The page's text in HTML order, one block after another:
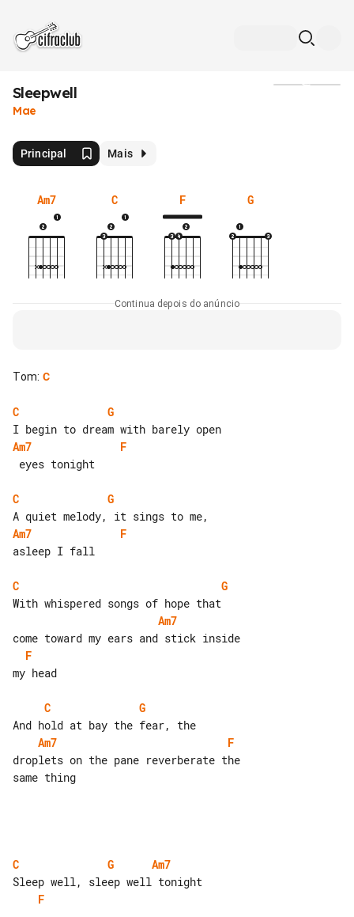
Sleepwell
Mae
Principal Mais
Am7 C F G
Continua depois do anúncio
Tom: C
C
G
Am7
F
C
G
Am7
F
asleep I fall
C
G
Am7
F
my head
C
G
Am7
F
droplets on the pane reverberate the
same thing
C G
Am7
F